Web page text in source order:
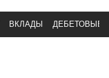
ВКЛАДЫ ДЕБЕТОВЫЕ